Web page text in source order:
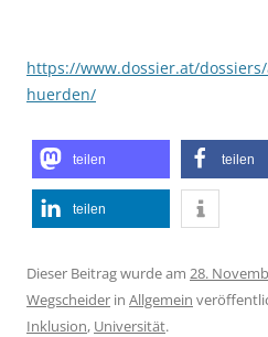
https://www.dossier.at/
huerden/
teilen teilen
teilen
Dieser Beitrag wurde am 28.
Wegscheider in Allgemein
Inklusion, Universität.